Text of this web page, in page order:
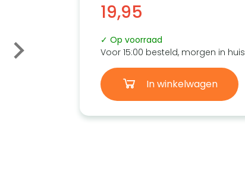
19,95
✓ Op voorraad
Voor 15:00 besteld, morgen in huis
In winkelwagen